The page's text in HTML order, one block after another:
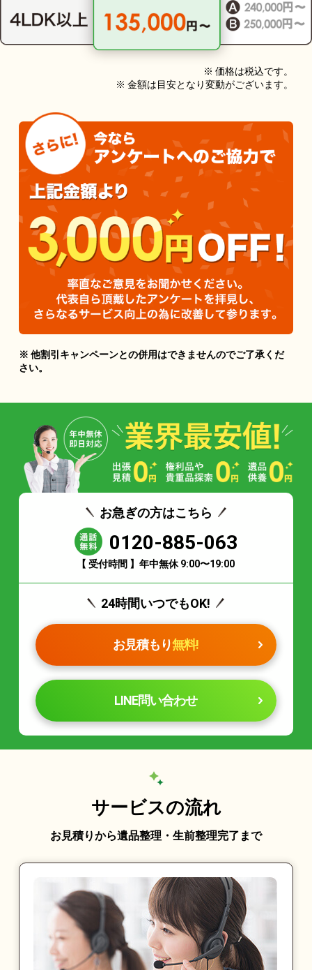
※ 価格は税込です。
※ 金額は目安となり変動がございます。
※ 他割引キャンペーンとの併用はできませんのでご了承くだ
さい。
お急ぎの方はこちら
0120-885-063
【 受付時間 】年中無休 9:00〜19:00
24時間いつでもOK!
お見積もり無料!
LINE問い合わせ
サービスの流れ
お見積りから遺品整理・生前整理完了まで